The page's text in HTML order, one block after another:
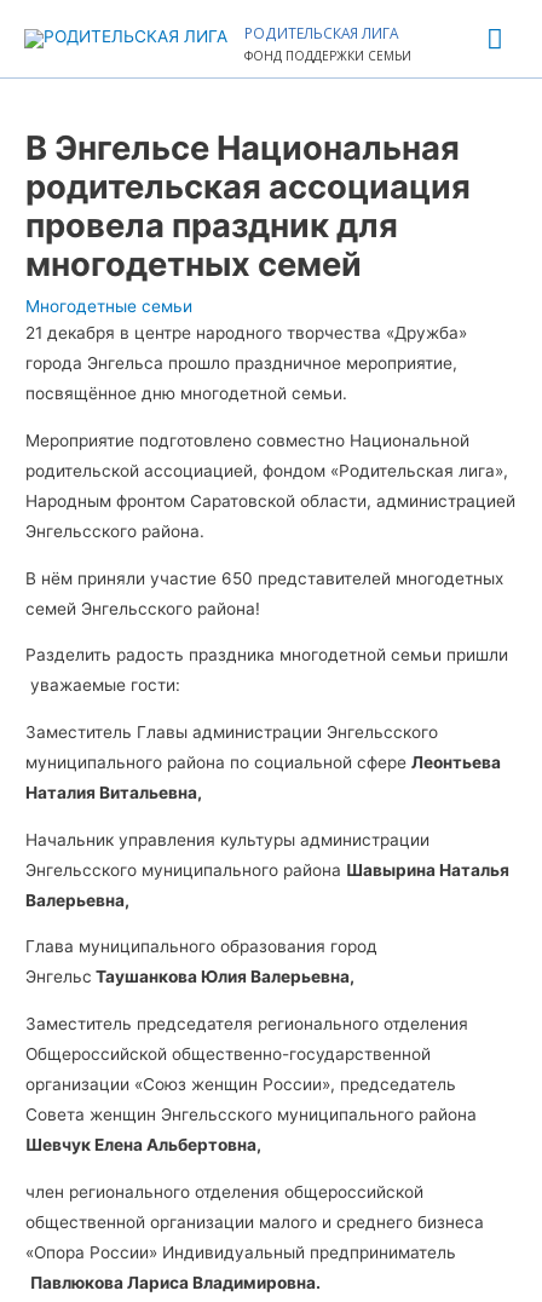
содержимому
РОДИТЕЛЬСКАЯ ЛИГА
ФОНД ПОДДЕРЖКИ СЕМЬИ
В Энгельсе Национальная
родительская ассоциация
провела праздник для
многодетных семей
Многодетные семьи
21 декабря в центре народного творчества «Дружба»
города Энгельса прошло праздничное мероприятие,
посвящённое дню многодетной семьи.
Мероприятие подготовлено совместно Национальной
родительской ассоциацией, фондом «Родительская лига»,
Народным фронтом Саратовской области, администрацией
Энгельсского района.
В нём приняли участие 650 представителей многодетных
семей Энгельсского района!
Разделить радость праздника многодетной семьи пришли
уважаемые гости:
Заместитель Главы администрации Энгельсского
муниципального района по социальной сфереЛеонтьева
Наталия Витальевна,
Начальник управления культуры администрации
Энгельсского муниципального района Шавырина Наталья
Валерьевна,
Глава муниципального образования город
Энгельс Таушанкова Юлия Валерьевна,
Заместитель председателя регионального отделения
Общероссийской общественно-государственной
организации «Союз женщин России», председатель
Совета женщин Энгельсского муниципального района
Шевчук Елена Альбертовна,
член регионального отделения общероссийской
общественной организации малого и среднего бизнеса
«Опора России» Индивидуальный предприниматель
Павлюкова Лариса Владимировна.
записям